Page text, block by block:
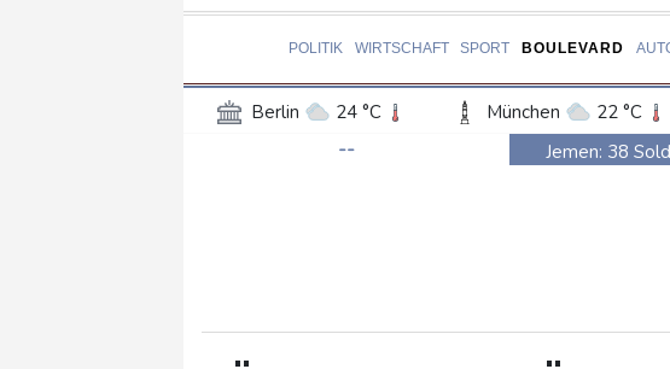
POLITIK WIRTSCHAFT SPORT BOULEVARD
Berlin 24 °C München 22 °C
Frankfurt am Main
Potsdam
--
Jemen: 38
Schwimm-
Syrische